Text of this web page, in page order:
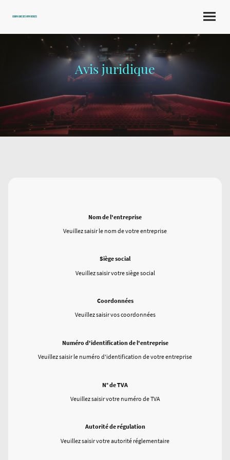
compagnie des apparences
Avis juridique
Nom de l'entreprise
Veuillez saisir le nom de votre entreprise
Siège social
Veuillez saisir votre siège social
Coordonnées
Veuillez saisir vos coordonnées
Numéro d'identification de l'entreprise
Veuillez saisir le numéro d'identification de votre entreprise
N° de TVA
Veuillez saisir votre numéro de TVA
Autorité de régulation
Veuillez saisir votre autorité réglementaire